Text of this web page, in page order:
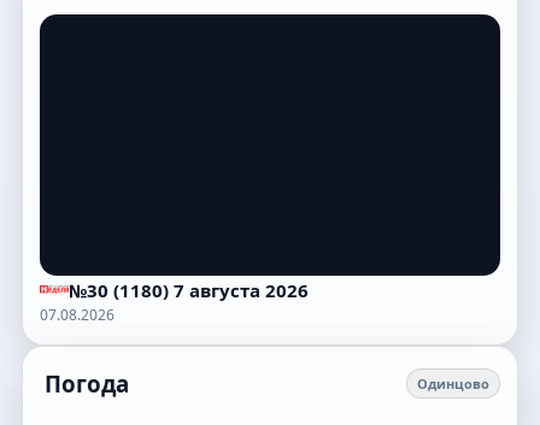
№30 (1180) 7 августа 2026
07.08.2026
Погода Одинцово